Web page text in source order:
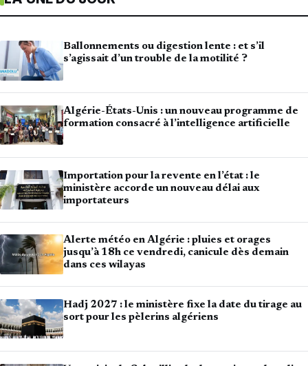
Ballonnements ou digestion lente : et s’il
s’agissait d’un trouble de la motilité ?
Algérie-États-Unis : un nouveau programme de
formation consacré à l’intelligence artificielle
Importation pour la revente en l’état : le
ministère accorde un nouveau délai aux
importateurs
Alerte météo en Algérie : pluies et orages
jusqu’à 18h ce vendredi, canicule dès demain
dans ces wilayas
Hadj 2027 : le ministère fixe la date du tirage au
sort pour les pèlerins algériens